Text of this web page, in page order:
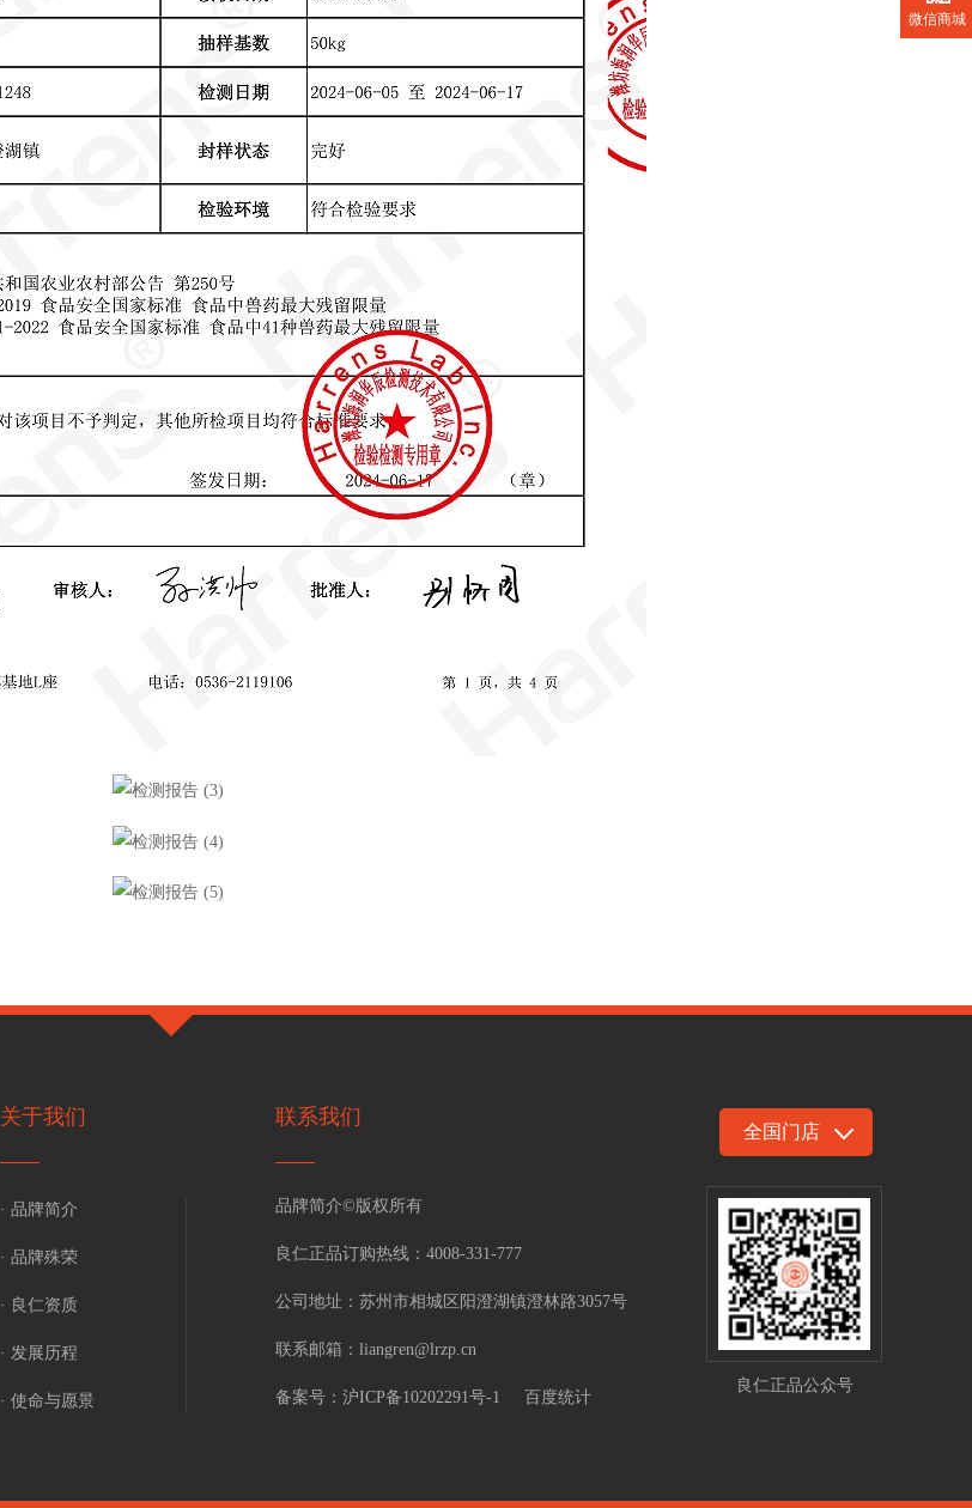
关于我们
· 品牌简介
· 品牌殊荣
· 良仁资质
· 发展历程
· 使命与愿景
联系我们
品牌简介©版权所有
良仁正品订购热线： 4008-331-777
公司地址： 苏州市相城区阳澄湖镇澄林路3057号
联系邮箱： liangren@lrzp.cn
备案号： 沪ICP备10202291号-1 百度统计
良仁正品公众号
微信商城